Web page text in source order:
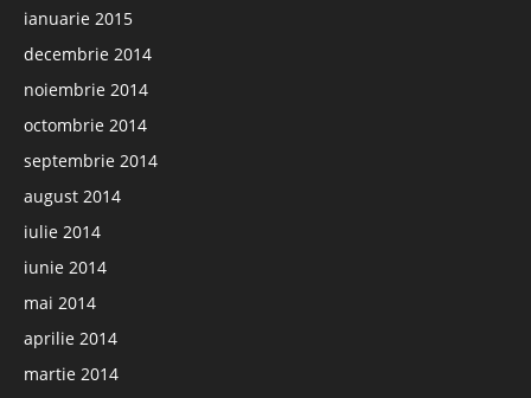
ianuarie 2015
decembrie 2014
noiembrie 2014
octombrie 2014
septembrie 2014
august 2014
iulie 2014
iunie 2014
mai 2014
aprilie 2014
martie 2014